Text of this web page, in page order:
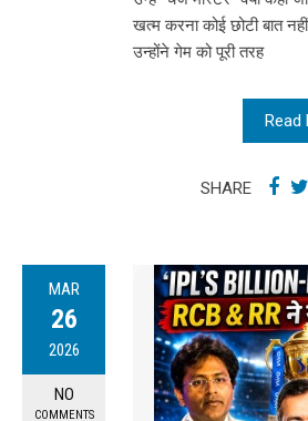
खत्म करना कोई छोटी बात
उन्होंने गेम को पूरी तरह
Read
SHARE
MAR
26
2026
NO
COMMENTS